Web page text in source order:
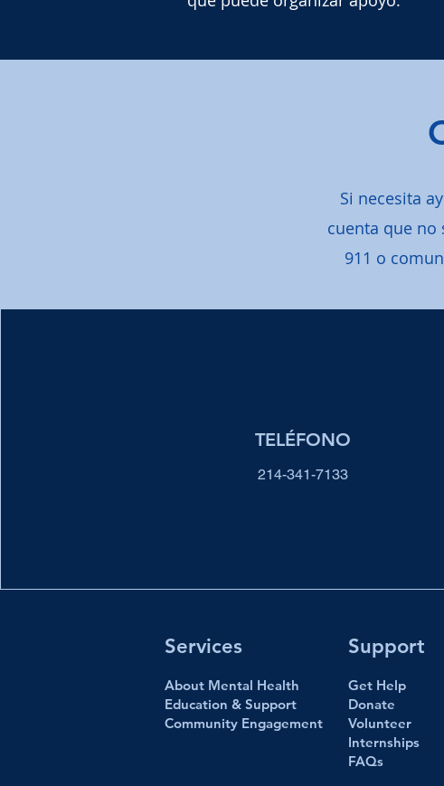
Si necesita
cuenta que no
911 o
TELÉFONO
214-341-7133
Services
About Mental Health
Education & Support
Community Engagement
Support
Get Help
Donate
Volunteer
Internships
FAQs